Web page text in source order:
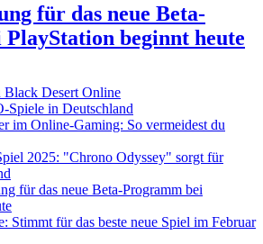
für das neue Beta-
beginnt heute
Black Desert Online
Spiele in Deutschland
im Online-Gaming: So vermeidest du
2025: "Chrono Odyssey" sorgt für
für das neue Beta-Programm bei
Stimmt für das beste neue Spiel im Februar